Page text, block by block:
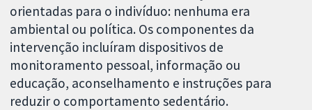
orientadas para o indivíduo: nenhuma era
ambiental ou política. Os componentes da
intervenção incluíram dispositivos de
monitoramento pessoal, informação ou
educação, aconselhamento e instruções para
reduzir o comportamento sedentário.